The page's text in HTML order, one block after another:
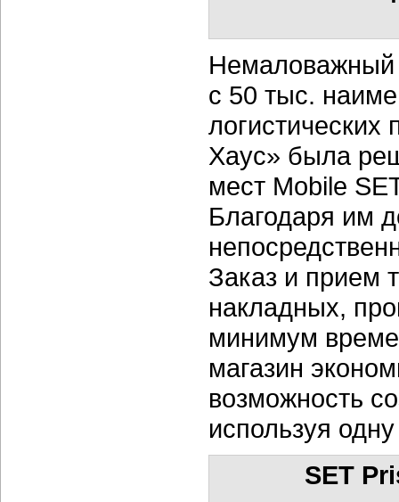
Немаловажный
с 50 тыс.
логистических
Хаус» была
мест Mobile
Благодаря им
Заказ и прием
накладных,
минимум
магазин
возможность
используя
SET